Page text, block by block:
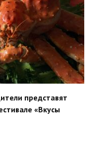
представят
«Вкусы